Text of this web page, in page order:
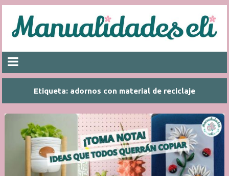
Etiqueta: adornos con material de reciclaje